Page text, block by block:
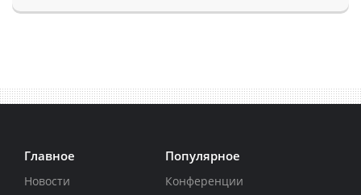
Главное
Новости
Популярное
Конференции